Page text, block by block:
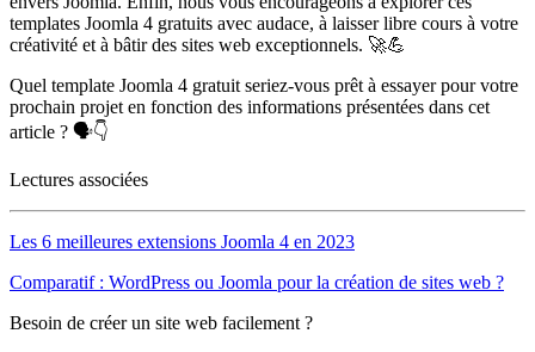
templates Joomla 4 gratuits avec audace, à laisser libre cours à votre
créativité et à bâtir des sites web exceptionnels. 🚀💪
Quel template Joomla 4 gratuit seriez-vous prêt à essayer pour votre
prochain projet en fonction des informations présentées dans cet
article ? 🗣👇
Lectures associées
Les 6 meilleures extensions Joomla 4 en 2023
Comparatif : WordPress ou Joomla pour la création de sites web ?
Besoin de créer un site web facilement ?